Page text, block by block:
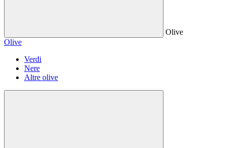
Olive
Olive
Verdi
Nere
Altre olive